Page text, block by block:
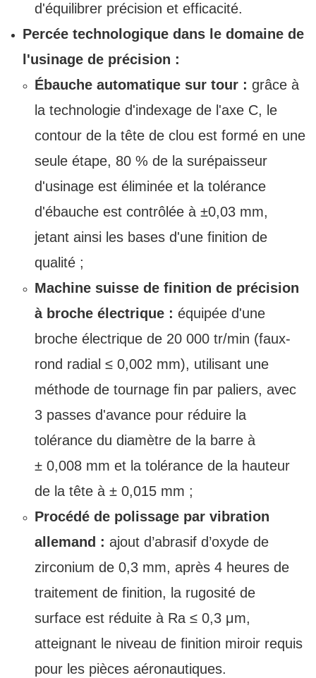
d'équilibrer précision et efficacité.
Percée technologique dans le domaine de
l'usinage de précision :
Ébauche automatique sur tour : grâce à
la technologie d'indexage de l'axe C, le
contour de la tête de clou est formé en une
seule étape, 80 % de la surépaisseur
d'usinage est éliminée et la tolérance
d'ébauche est contrôlée à ±0,03 mm,
jetant ainsi les bases d'une finition de
qualité ;
Machine suisse de finition de précision
à broche électrique : équipée d'une
broche électrique de 20 000 tr/min (faux-
rond radial ≤ 0,002 mm), utilisant une
méthode de tournage fin par paliers, avec
3 passes d'avance pour réduire la
tolérance du diamètre de la barre à
± 0,008 mm et la tolérance de la hauteur
de la tête à ± 0,015 mm ;
Procédé de polissage par vibration
allemand : ajout d’abrasif d’oxyde de
zirconium de 0,3 mm, après 4 heures de
traitement de finition, la rugosité de
surface est réduite à Ra ≤ 0,3 μm,
atteignant le niveau de finition miroir requis
pour les pièces aéronautiques.